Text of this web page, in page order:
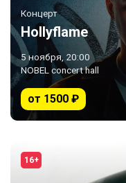
Концерт
Hollyflame
5 ноября, 20:00
NOBEL concert hall
от 1500 ₽
16+